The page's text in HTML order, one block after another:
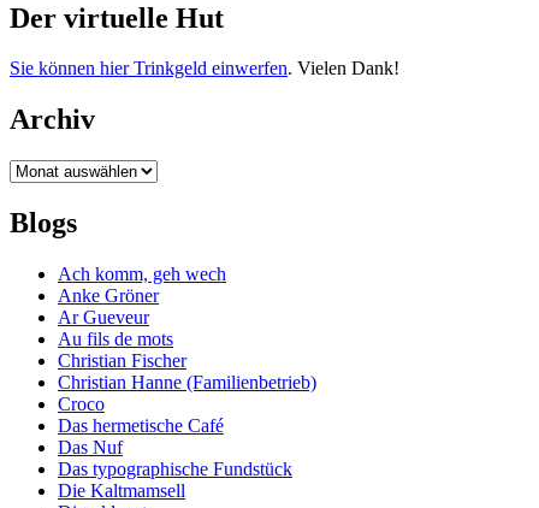
Der virtuelle Hut
Sie können hier Trinkgeld einwerfen. Vielen Dank!
Archiv
Archiv
Blogs
Ach komm, geh wech
Anke Gröner
Ar Gueveur
Au fils de mots
Christian Fischer
Christian Hanne (Familienbetrieb)
Croco
Das hermetische Café
Das Nuf
Das typographische Fundstück
Die Kaltmamsell